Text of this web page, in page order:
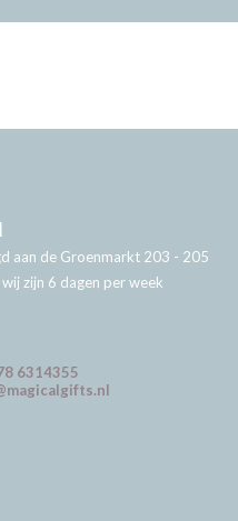
aan de Groenmarkt 203 - 205
zijn 6 dagen per week
6314355